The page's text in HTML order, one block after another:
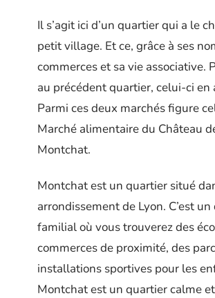
Il s’agit ici d’un quartier qui a le
petit village. Et ce, grâce à ses
commerces et sa vie associative.
au précédent quartier, celui-ci en
Parmi ces deux marchés figure
Marché alimentaire du Château
Montchat.
Montchat est un quartier situé
arrondissement de Lyon. C’est
familial où vous trouverez des
commerces de proximité, des
installations sportives pour les
Montchat est un quartier calme et